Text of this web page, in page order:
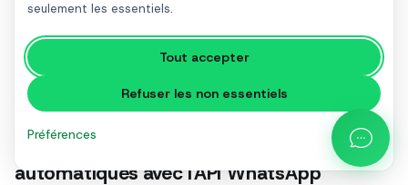
seulement les essentiels.
Tout accepter
Refuser les non essentiels
Préférences
standardiser les communications. Elles permettent
également la génération de rapports et
l'automatisation, fonctionnalités que l'application
standard ne peut pas gérer de manière fiable.
automatiques avec l'API WhatsApp